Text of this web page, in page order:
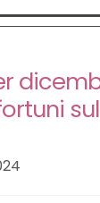
sul